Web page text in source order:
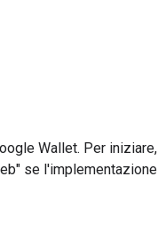
Wallet. Per iniziare,
se l'implementazione